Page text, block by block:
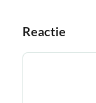
Reactie